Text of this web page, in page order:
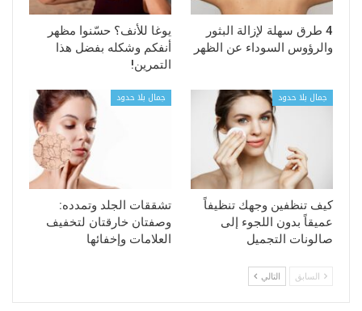
4 طرق سهلة لإزالة البثور
والرؤوس السوداء عن الظهر
يوغا للأنف؟ حسّنوا مظهر
أنفكم وشكله بفضل هذا
التمرين!
جمال بلا حدود
كيف تنظفين وجهك تنظيفاً
عميقاً بدون اللجوء إلى
صالونات التجميل
جمال بلا حدود
تشققات الجلد وتمدده:
وصفتان خارقتان لتخفيف
العلامات وإخفائها
السابق التالي